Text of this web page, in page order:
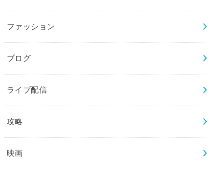
ファッション
ブログ
ライブ配信
攻略
映画